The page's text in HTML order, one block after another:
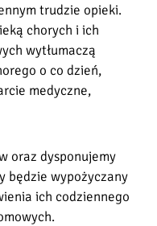
trudzie opieki.
chorych i ich
wytłumaczą
o co dzień,
medyczne,
oraz dysponujemy
będzie wypożyczany
ich codziennego